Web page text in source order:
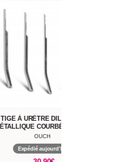
TIGE À URÈTRE DILATATOR
COURBÉE 260 MM
OUCH
Expédié aujourd'hui*